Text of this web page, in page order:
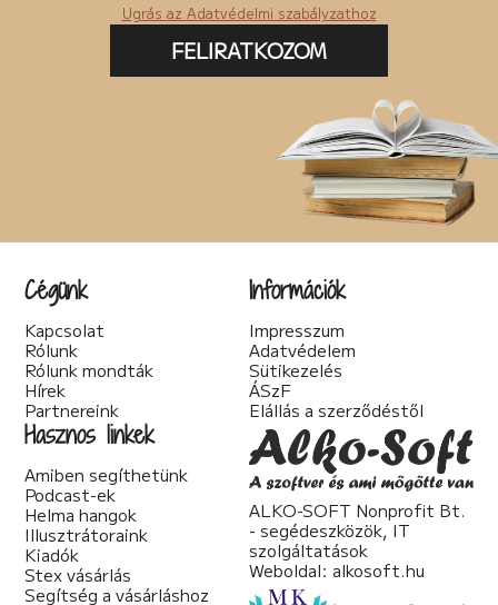
Ugrás az Adatvédelmi szabályzathoz
FELIRATKOZOM
Cégünk
Kapcsolat
Rólunk
Rólunk mondták
Hírek
Partnereink
Információk
Impresszum
Adatvédelem
Sütikezelés
ÁSzF
Elállás a szerződéstől
Hasznos linkek
Amiben segíthetünk
Podcast-ek
Helma hangok
Illusztrátoraink
Kiadók
Stex vásárlás
Segítség a vásárláshoz
ALKO-SOFT Nonprofit Bt.
- segédeszközök, IT
szolgáltatások
Weboldal: alkosoft.hu